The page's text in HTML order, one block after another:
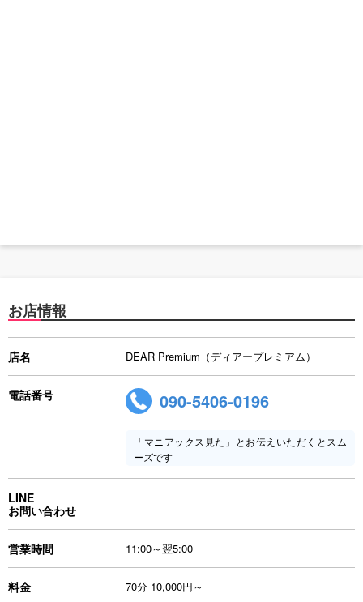
お店情報
店名 DEAR Premium（ディアープレミアム）
電話番号 090-5406-0196
「マニアックス見た」とお伝えいただくとスム
ーズです
LINE
お問い合わせ
営業時間 11:00～翌5:00
料金 70分 10,000円～